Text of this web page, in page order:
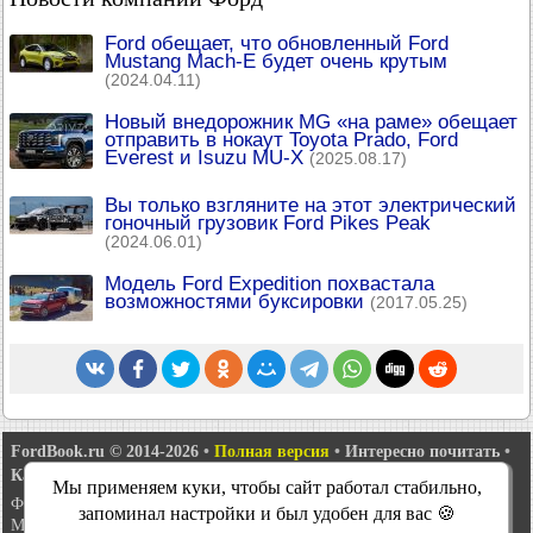
Ford обещает, что обновленный Ford
Mustang Mach-E будет очень крутым
(2024.04.11)
Новый внедорожник MG «на раме» обещает
отправить в нокаут Toyota Prado, Ford
Everest и Isuzu MU-X (2025.08.17)
Вы только взгляните на этот электрический
гоночный грузовик Ford Pikes Peak
(2024.06.01)
Модель Ford Expedition похвастала
возможностями буксировки (2017.05.25)
FordBook.ru © 2014-2026 • Полная версия • Интересно почитать •
Карта сайта
Фокус 1
Фокус 2 • Мондео 1 Мондео 1 и 2
Мондео 2•Мондео 3•Мондео 4•Эскорт 3• Эскорт 4 •Эскорт 5
Мы применяем куки, чтобы сайт работал стабильно,
запоминал настройки и был удобен для вас 🍪